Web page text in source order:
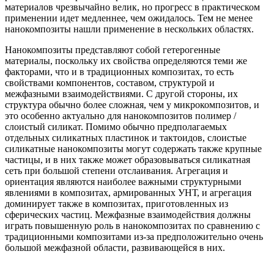
материалов чрезвычайно велик, но прогресс в практическом
применении идет медленнее, чем ожидалось. Тем не менее
нанокомпозиты нашли применение в нескольких областях.
Нанокомпозиты представляют собой гетерогенные
материалы, поскольку их свойства определяются теми же
факторами, что и в традиционных композитах, то есть
свойствами компонентов, составом, структурой и
межфазными взаимодействиями. С другой стороны, их
структура обычно более сложная, чем у микрокомпозитов, и
это особенно актуально для нанокомпозитов полимер /
слоистый силикат. Помимо обычно предполагаемых
отдельных силикатных пластинок и тактоидов, слоистые
силикатные нанокомпозиты могут содержать также крупные
частицы, и в них также может образовываться силикатная
сеть при большой степени отслаивания. Агрегация и
ориентация являются наиболее важными структурными
явлениями в композитах, армированных УНТ, и агрегация
доминирует также в композитах, приготовленных из
сферических частиц. Межфазные взаимодействия должны
играть повышенную роль в нанокомпозитах по сравнению с
традиционными композитами из-за предположительно очень
большой межфазной области, развивающейся в них.